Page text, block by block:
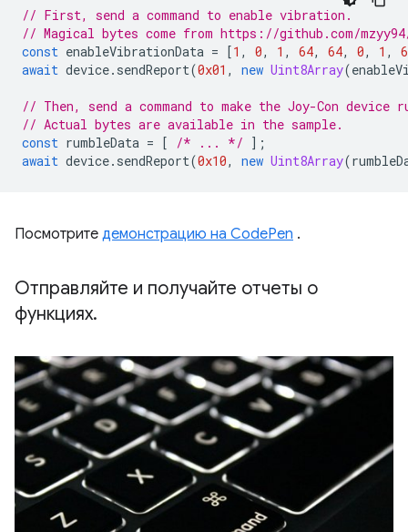
// First, send a command to enable vibration.
// Magical bytes come from https://github.com/
const enableVibrationData = [1 , 0, 1 , 64, 64, 0, 1 ,
await device. sendReport(0x01 , new Uint8Array(
// Then, send a command to make the Joy-Con device
// Actual bytes are available in the sample.
const rumbleData = [ /* ... */ ];
await device. sendReport(0x10, new Uint8Array(
Посмотрите демонстрацию на CodePen .
Отправляйте и получайте отчеты о
функциях.